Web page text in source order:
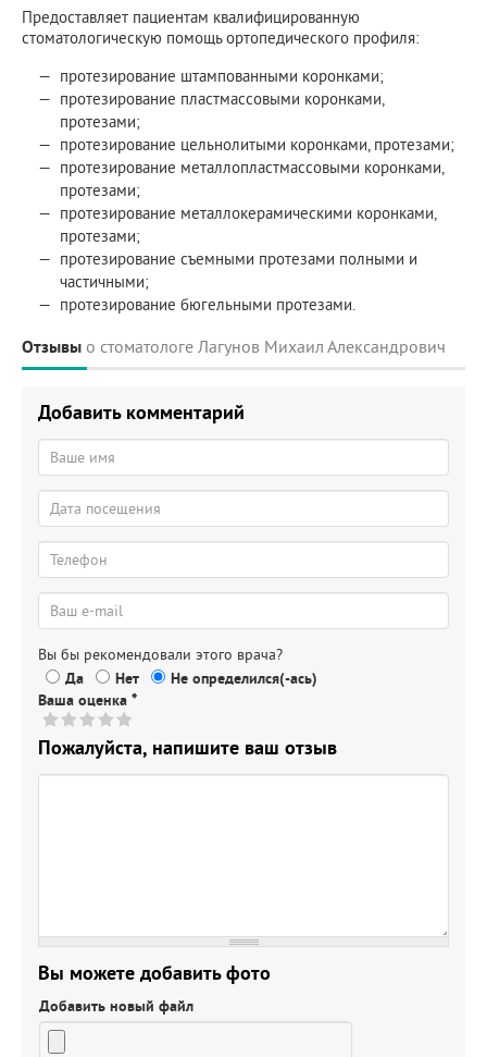
Предоставляет пациентам квалифицированную
стоматологическую помощь ортопедического профиля:
протезирование штампованными коронками;
протезирование пластмассовыми коронками,
протезами;
протезирование цельнолитыми коронками, протезами;
протезирование металлопластмассовыми коронками,
протезами;
протезирование металлокерамическими коронками,
протезами;
протезирование съемными протезами полными и
частичными;
протезирование бюгельными протезами.
Отзывы о стоматологе Лагунов Михаил Александрович
Добавить комментарий
Вы бы рекомендовали этого врача?
Да
Нет
Не определился(-ась)
Ваша оценка *
Пожалуйста, напишите ваш отзыв
Вы можете добавить фото
Добавить новый файл